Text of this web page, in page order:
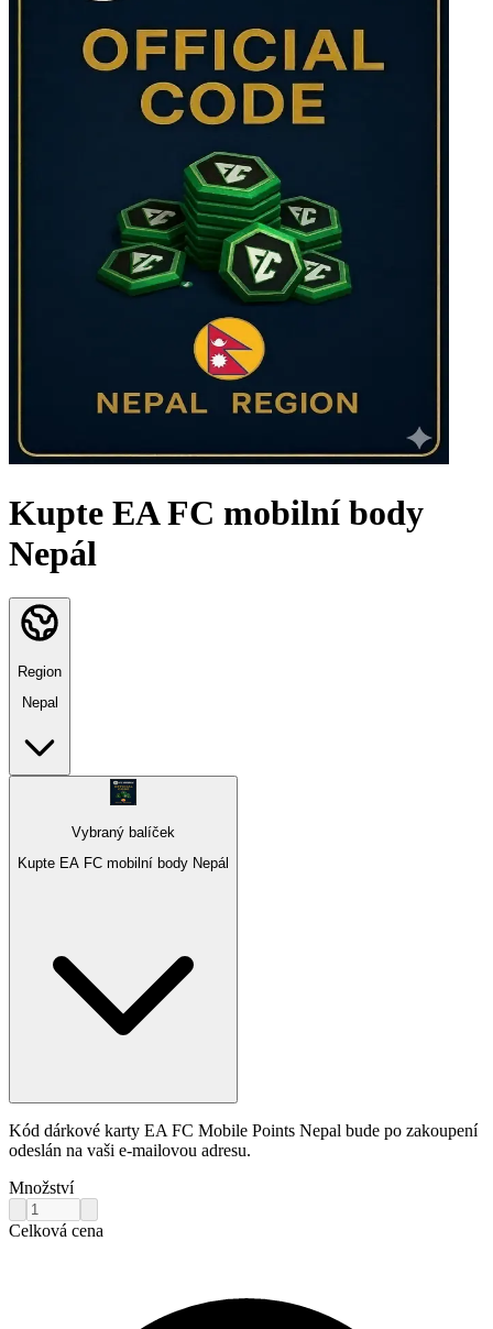
Kupte EA FC mobilní body
Nepál
Region
Nepal
Vybraný balíček
Kupte EA FC mobilní body Nepál
Kód dárkové karty EA FC Mobile Points Nepal bude po zakoupení
odeslán na vaši e-mailovou adresu.
Množství
Celková cena